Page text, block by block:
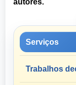
autores.
Serviços
Trabalhos